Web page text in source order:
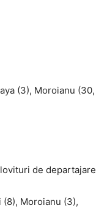
(3), Moroianu (30,
de departajare
(8), Moroianu (3),